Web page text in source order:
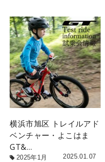
横浜市旭区 トレイルアド
ベンチャー・よこはま
GT&…
2025年1月 2025.01.07